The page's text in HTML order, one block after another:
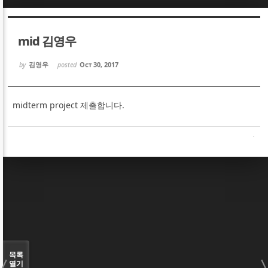
mid 김영우
by 김영우 posted Oct 30, 2017
midterm project 제출합니다.
목록
열기
Sketchbook5, 스케치북5
Sketchbook5, 스케치북5
Sketchbook5, 스케치북5
Sketchbook5, 스케치북5